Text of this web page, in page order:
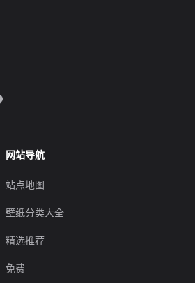
网站导航
站点地图
壁纸分类大全
精选推荐
免费